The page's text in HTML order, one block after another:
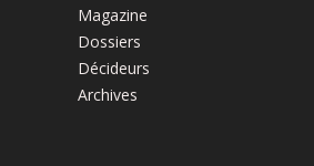
Magazine
Dossiers
Décideurs
Archives